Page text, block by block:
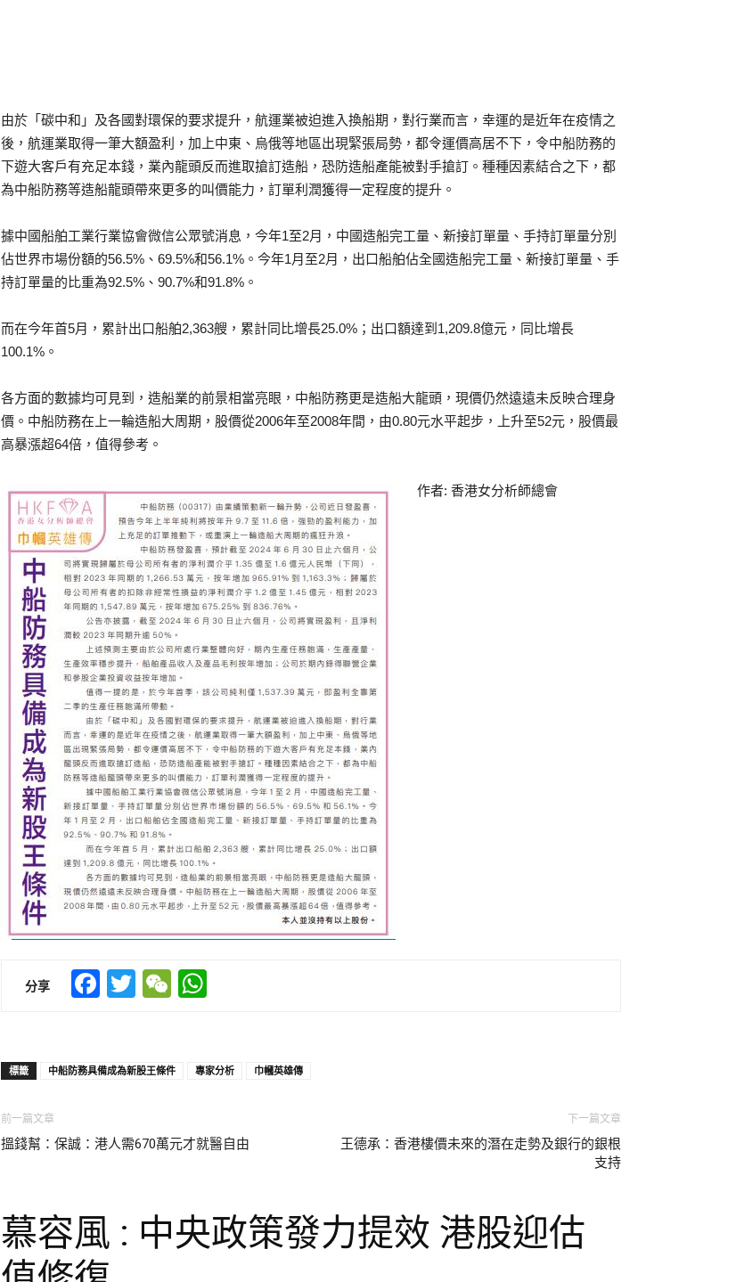
由於「碳中和」及各國對環保的要求提升，航運業被迫進入換船期，對行業而言，幸運的是近年在疫情之
後，航運業取得一筆大額盈利，加上中東、烏俄等地區出現緊張局勢，都令運價高居不下，令中船防務的
下遊大客戶有充足本錢，業內龍頭反而進取搶訂造船，恐防造船產能被對手搶訂。種種因素結合之下，都
為中船防務等造船龍頭帶來更多的叫價能力，訂單利潤獲得一定程度的提升。
據中國船舶工業行業協會微信公眾號消息，今年1至2月，中國造船完工量、新接訂單量、手持訂單量分別
佔世界市場份額的56.5%、69.5%和56.1%。今年1月至2月，出口船舶佔全國造船完工量、新接訂單量、手
持訂單量的比重為92.5%、90.7%和91.8%。
而在今年首5月，累計出口船舶2,363艘，累計同比增長25.0%；出口額達到1,209.8億元，同比增長
100.1%。
各方面的數據均可見到，造船業的前景相當亮眼，中船防務更是造船大龍頭，現價仍然遠遠未反映合理身
價。中船防務在上一輪造船大周期，股價從2006年至2008年間，由0.80元水平起步，上升至52元，股價最
高暴漲超64倍，值得參考。
作者: 香港女分析師總會
分享 Facebook
TwitterWeChat
標籤 中船防務具備成為新股王條件 專家分析 巾幗英雄傳
前一篇文章
搵錢幫：保誠：港人需670萬元才就醫自由
下一篇文章
王德承：香港樓價未來的潛在走勢及銀行的銀根
支持
慕容風 : 中央政策發力提效 港股迎估